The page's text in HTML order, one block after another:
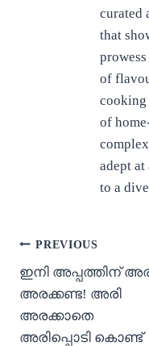
curated
that
of
cooking
of
adept
to a
Post
navigation
PREVIOUS
ഇനി അപ്പത്തിന്
അരക്കണ്ട! അരി
അരക്കാതെ
അരിപ്പൊടി കൊണ്ട്